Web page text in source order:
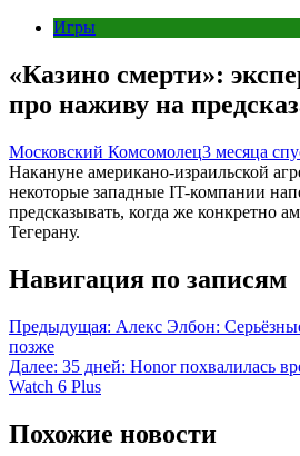
Игры
«Казино смерти»:
про наживу на
Московский Комсомолец3 месяца
Накануне американо-израильской
некоторые западные IT-компании
предсказывать, когда же конкретно
Тегерану.
Навигация по записям
Предыдущая: Алекс Элбон:
позже
Далее: 35 дней: Honor похвалилась
Watch 6 Plus
Похожие новости